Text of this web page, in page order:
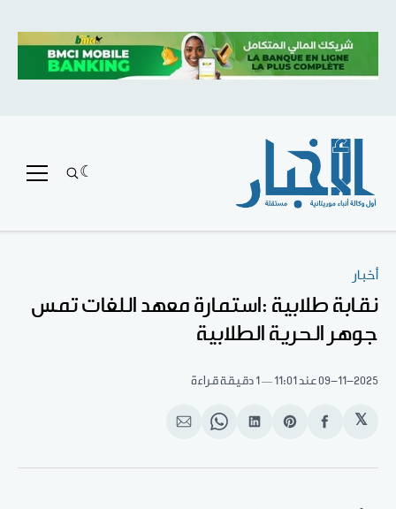
أخبار
نقابة طلابية :استمارة معهد اللغات تمس
جوهر الحرية الطلابية
09-11-2025عند 11:01 1 دقيقة قراءة
𝕏
انشر
الفيسبوك
Share
Pinterest
انشر
لينكد
Share
WhatsApp
انشر
الإيميل